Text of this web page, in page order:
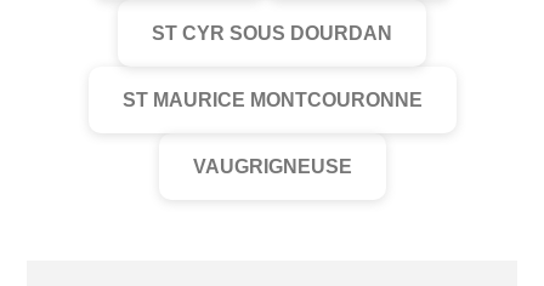
ST CYR SOUS DOURDAN
ST MAURICE MONTCOURONNE
VAUGRIGNEUSE